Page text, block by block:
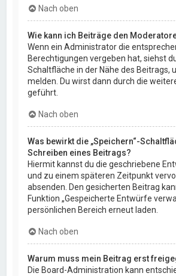
Nach oben
Wie kann ich Beiträge den
Wenn ein Administrator die
Berechtigungen vergeben hat, siehst
Schaltfläche in der Nähe des Beitrags,
melden. Du wirst dann durch die
geführt.
Nach oben
Was bewirkt die „Speichern“-
Schreiben eines Beitrags?
Hiermit kannst du die geschriebene
und zu einem späteren Zeitpunkt
absenden. Den gesicherten Beitrag
Funktion „Gespeicherte Entwürfe
persönlichen Bereich erneut laden.
Nach oben
Warum muss mein Beitrag erst
Die Board-Administration kann